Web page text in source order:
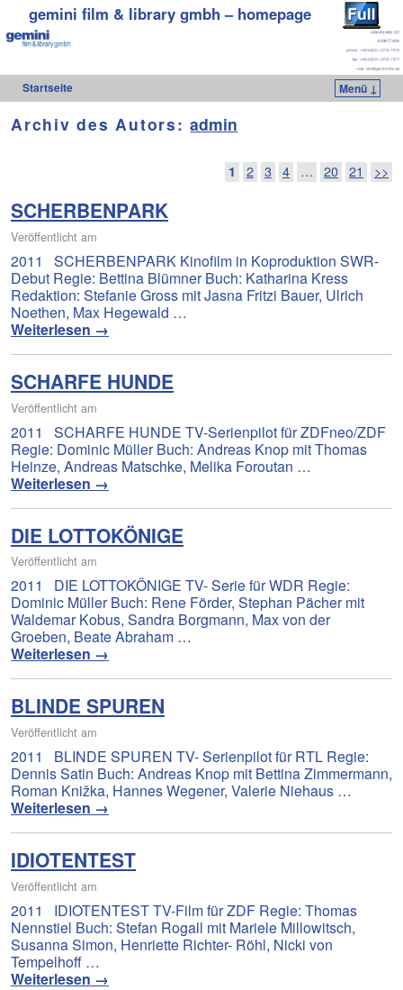
gemini film & library gmbh – homepage
Startseite
Menü ↓
Archiv des Autors:admin
1 2 3 4 … 20 21 >>
SCHERBENPARK
Veröffentlicht am
2011 SCHERBENPARK Kinofilm in Koproduktion SWR-
Debut Regie: Bettina Blümner Buch: Katharina Kress
Redaktion: Stefanie Gross mit Jasna Fritzi Bauer, Ulrich
Noethen, Max Hegewald …
Weiterlesen →
SCHARFE HUNDE
Veröffentlicht am
2011 SCHARFE HUNDE TV-Serienpilot für ZDFneo/ZDF
Regie: Dominic Müller Buch: Andreas Knop mit Thomas
Heinze, Andreas Matschke, Melika Foroutan …
Weiterlesen →
DIE LOTTOKÖNIGE
Veröffentlicht am
2011 DIE LOTTOKÖNIGE TV- Serie für WDR Regie:
Dominic Müller Buch: Rene Förder, Stephan Pächer mit
Waldemar Kobus, Sandra Borgmann, Max von der
Groeben, Beate Abraham …
Weiterlesen →
BLINDE SPUREN
Veröffentlicht am
2011 BLINDE SPUREN TV- Serienpilot für RTL Regie:
Dennis Satin Buch: Andreas Knop mit Bettina Zimmermann,
Roman Knižka, Hannes Wegener, Valerie Niehaus …
Weiterlesen →
IDIOTENTEST
Veröffentlicht am
2011 IDIOTENTEST TV-Film für ZDF Regie: Thomas
Nennstiel Buch: Stefan Rogall mit Mariele Millowitsch,
Susanna Simon, Henriette Richter- Röhl, Nicki von
Tempelhoff …
Weiterlesen →